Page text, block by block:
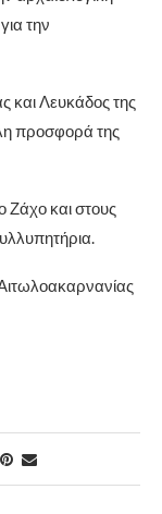
την
και Λευκάδος της
προσφορά της
Ζάχο και στους